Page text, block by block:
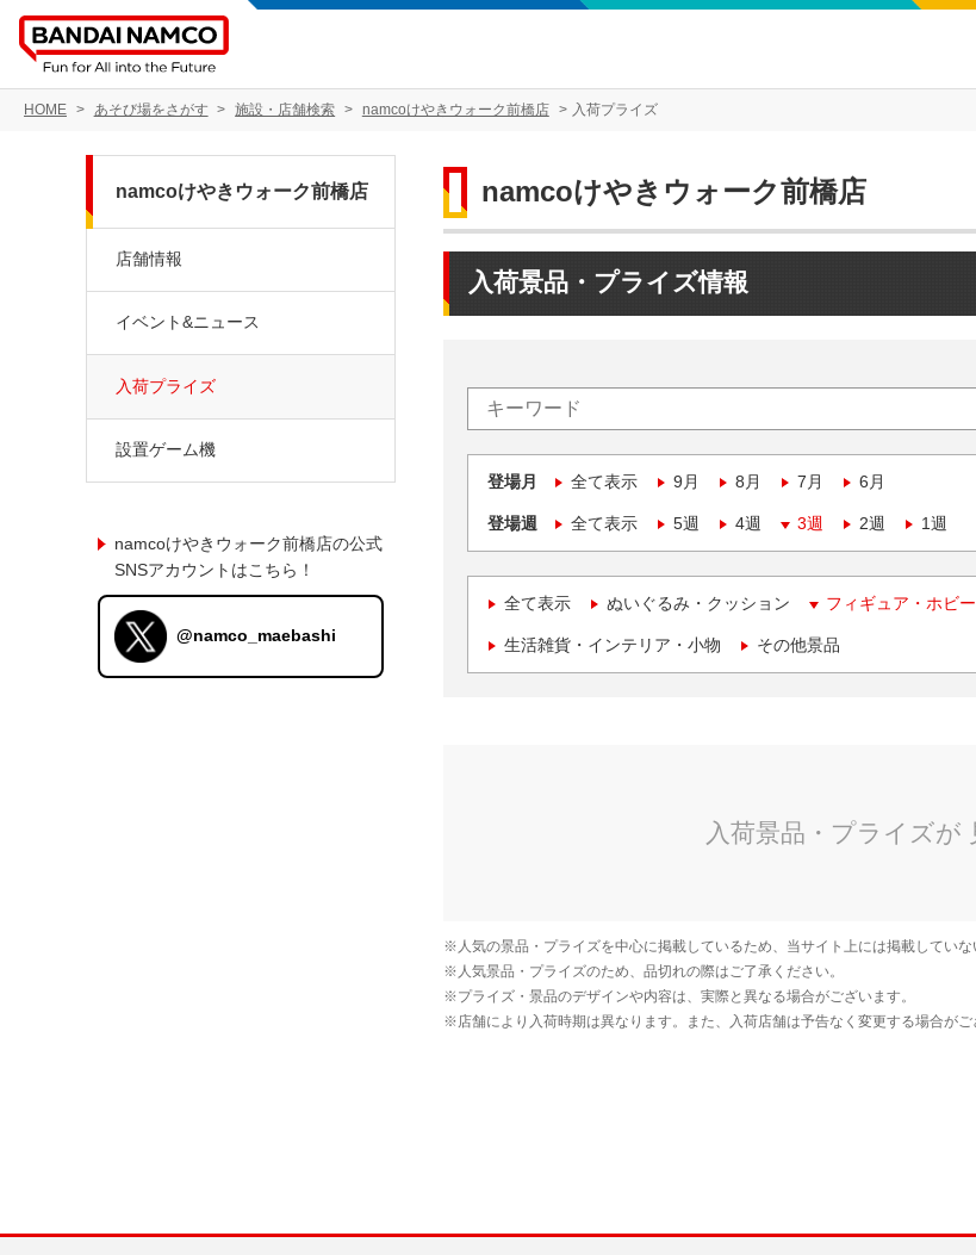
HOME あそび場をさがす 施設・店舗検索 namcoけやきウォーク前橋店 入荷プライズ
namcoけやきウォーク前橋店
入荷景品・プライズ情報
登場月 全て表示 9月 8月 7月 6月
登場週 全て表示 5週 4週 3週 2週 1週
全て表示 ぬいぐるみ・クッション フィギュア・ホビー
生活雑貨・インテリア・小物 その他景品
namcoけやきウォーク前橋店
店舗情報
イベント&ニュース
入荷プライズ
設置ゲーム機
namcoけやきウォーク前橋店の公式
SNSアカウントはこちら！
@namco_maebashi